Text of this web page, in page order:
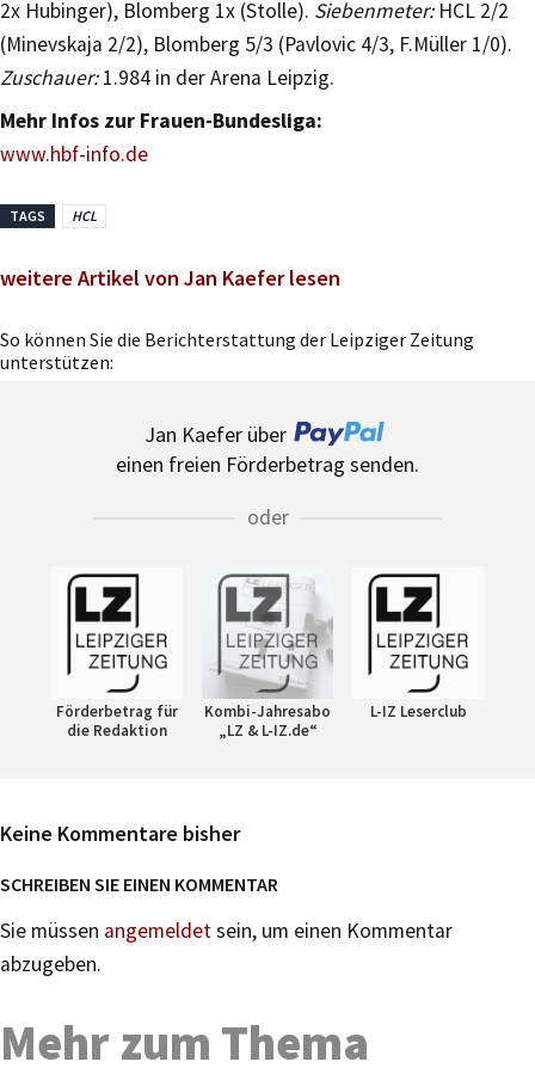
2x Hubinger), Blomberg 1x (Stolle). Siebenmeter:HCL 2/2
(Minevskaja 2/2), Blomberg 5/3 (Pavlovic 4/3, F.Müller 1/0).
Zuschauer:1.984 in der Arena Leipzig.
Mehr Infos zur Frauen-Bundesliga:
www.hbf-info.de
TAGS HCL
weitere Artikel von Jan Kaefer lesen
So können Sie die Berichterstattung der Leipziger Zeitung
unterstützen:
Jan Kaefer über
einen freien Förderbetrag senden.
oder
Förderbetrag für
die Redaktion
Kombi-Jahresabo
„LZ & L-IZ.de“
L-IZ Leserclub
Keine Kommentare bisher
SCHREIBEN SIE EINEN KOMMENTAR
Sie müssen angemeldetsein, um einen Kommentar
abzugeben.
Mehr zum Thema